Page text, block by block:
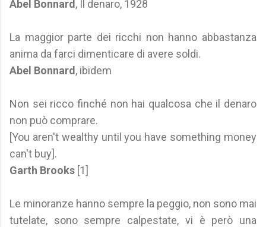
Abel Bonnard , Il denaro, 1928
La maggior parte dei ricchi non hanno abbastanza
anima da farci dimenticare di avere soldi.
Abel Bonnard , ibidem
Non sei ricco finché non hai qualcosa che il denaro
non può comprare.
[You aren't wealthy until you have something money
can't buy].
Garth Brooks [1]
Le minoranze hanno sempre la peggio, non sono mai
tutelate, sono sempre calpestate, vi è però una